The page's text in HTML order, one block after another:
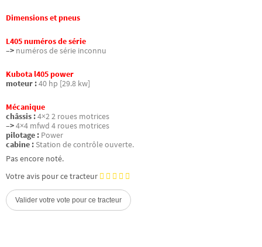
Dimensions et pneus
L405 numéros de série
–> numéros de série inconnu
Kubota l405 power
moteur :40 hp [29.8 kw]
Mécanique
châssis :4×2 2 roues motrices
–>4×4 mfwd 4 roues motrices
pilotage : Power
cabine : Station de contrôle ouverte.
Pas encore noté.
Votre avis pour ce tracteur